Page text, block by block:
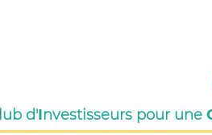
d'Investisseurs pour une